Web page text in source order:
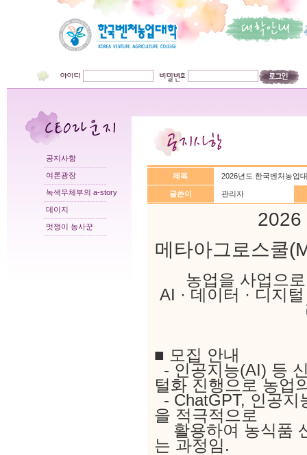
공지사항
여론광장
녹색우체부의 a-story
데이지
멋쟁이 농사꾼
제목 2026년도 한국벤처농업
글쓴이 관리자
2026
메타아그로스쿨
농업을 사업으
AI · 데이터 · 디지
■ 모집 안내
- 인공지능(AI) 등
털화 진행으로
- ChatGPT, 인공지
을 적극적으로
활용하여 농식품
는 과정임.